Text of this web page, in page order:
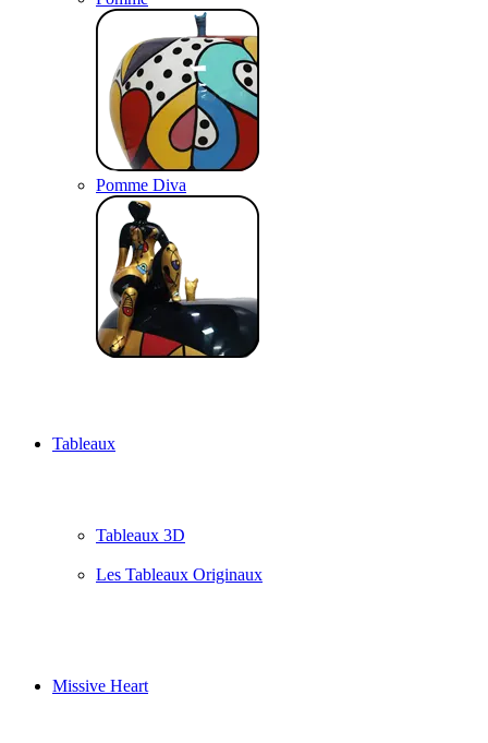
Pomme Diva
Tableaux
Tableaux 3D
Les Tableaux Originaux
Missive Heart